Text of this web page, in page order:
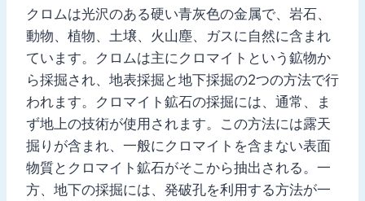
クロムは光沢のある硬い青灰色の金属で、岩石、
動物、植物、土壌、火山塵、ガスに自然に含まれ
ています。クロムは主にクロマイトという鉱物か
ら採掘され、地表採掘と地下採掘の2つの方法で行
われます。クロマイト鉱石の採掘には、通常、ま
ず地上の技術が使用されます。この方法には露天
掘りが含まれ、一般にクロマイトを含まない表面
物質とクロマイト鉱石がそこから抽出される。一
方、地下の採掘には、発破孔を利用する方法が一